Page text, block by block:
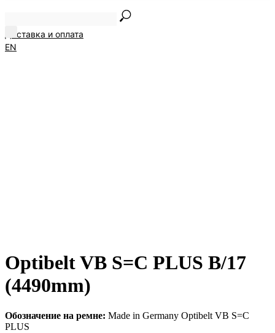
Доставка и оплата
EN
Optibelt VB S=C PLUS B/17
(4490mm)
Обозначение на ремне: Made in Germany Optibelt VB S=C
PLUS